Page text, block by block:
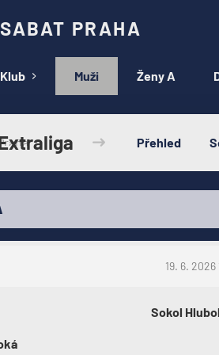
SABAT PRAHA
Klub Muži Ženy A
Přehled
19. 6. 2026
Sokol